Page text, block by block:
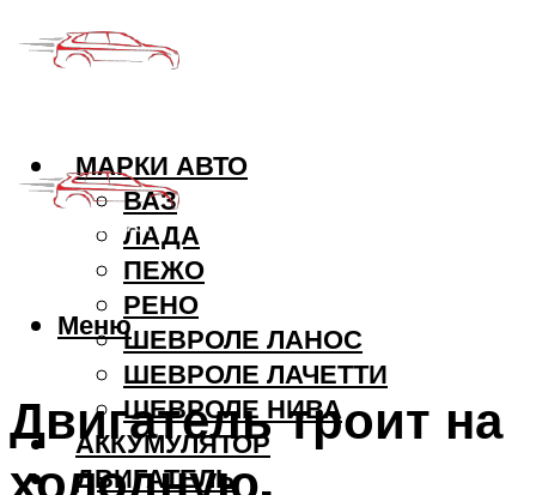
МАРКИ АВТО
ВАЗ
ЛАДА
ПЕЖО
РЕНО
ШЕВРОЛЕ ЛАНОС
ШЕВРОЛЕ ЛАЧЕТТИ
ШЕВРОЛЕ НИВА
АККУМУЛЯТОР
ДВИГАТЕЛЬ
Меню
Двигатель троит на
холодную,